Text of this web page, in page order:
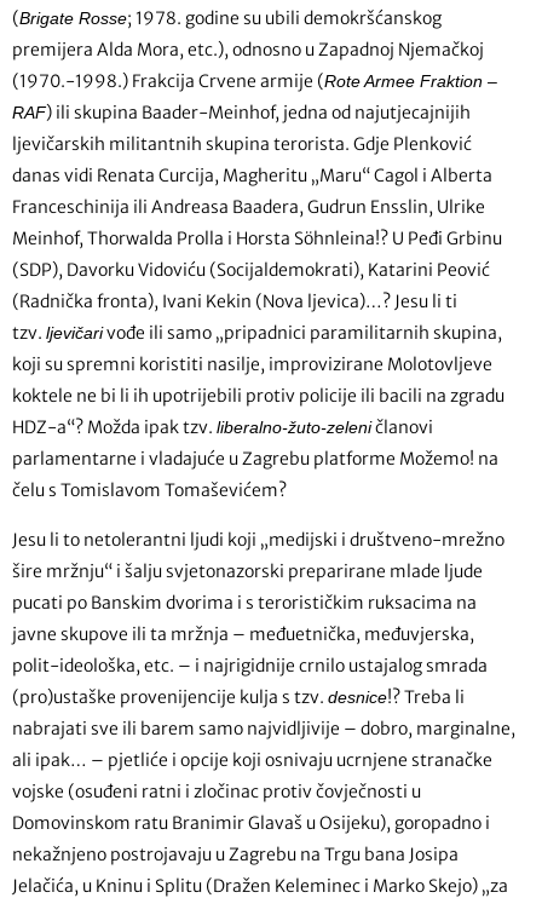
(Brigate Rosse; 1978. godine su ubili demokršćanskog
premijera Alda Mora, etc.), odnosno u Zapadnoj Njemačkoj
(1970.-1998.) Frakcija Crvene armije (Rote Armee Fraktion –
RAF) ili skupina Baader-Meinhof, jedna od najutjecajnijih
ljevičarskih militantnih skupina terorista. Gdje Plenković
danas vidi Renata Curcija, Magheritu „Maru“ Cagol i Alberta
Franceschinija ili Andreasa Baadera, Gudrun Ensslin, Ulrike
Meinhof, Thorwalda Prolla i Horsta Söhnleina!? U Peđi Grbinu
(SDP), Davorku Vidoviću (Socijaldemokrati), Katarini Peović
(Radnička fronta), Ivani Kekin (Nova ljevica)…? Jesu li ti
tzv. ljevičarivođe ili samo „pripadnici paramilitarnih skupina,
koji su spremni koristiti nasilje, improvizirane Molotovljeve
koktele ne bi li ih upotrijebili protiv policije ili bacili na zgradu
HDZ-a“? Možda ipak tzv. liberalno-žuto-zeleničlanovi
parlamentarne i vladajuće u Zagrebu platforme Možemo! na
čelu s Tomislavom Tomaševićem?
Jesu li to netolerantni ljudi koji „medijski i društveno-mrežno
šire mržnju“ i šalju svjetonazorski preparirane mlade ljude
pucati po Banskim dvorima i s terorističkim ruksacima na
javne skupove ili ta mržnja – međuetnička, međuvjerska,
polit-ideološka, etc. – i najrigidnije crnilo ustajalog smrada
(pro)ustaške provenijencije kulja s tzv. desnice!? Treba li
nabrajati sve ili barem samo najvidljivije – dobro, marginalne,
ali ipak… – pjetliće i opcije koji osnivaju ucrnjene stranačke
vojske (osuđeni ratni i zločinac protiv čovječnosti u
Domovinskom ratu Branimir Glavaš u Osijeku), goropadno i
nekažnjeno postrojavaju u Zagrebu na Trgu bana Josipa
Jelačića, u Kninu i Splitu (Dražen Keleminec i Marko Skejo) „za